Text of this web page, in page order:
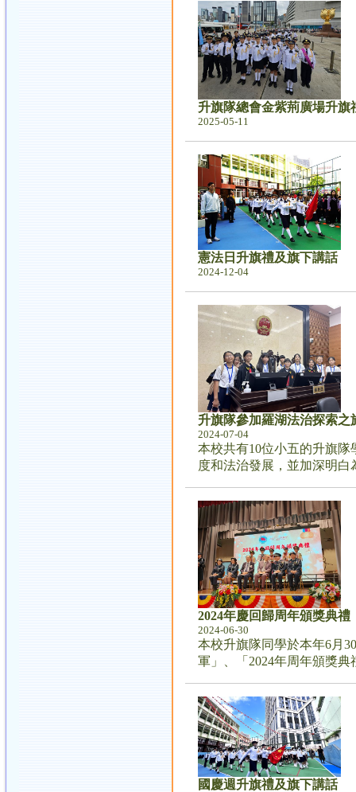
升旗隊總會金紫荊廣場升旗
2025-05-11
憲法日升旗禮及旗下講話
2024-12-04
升旗隊參加羅湖法治探索之
2024-07-04
本校共有10位小五的升旗
度和法治發展，並加深明
2024年慶回歸周年頒獎典禮
2024-06-30
本校升旗隊同學於本年6月
軍」、「2024年周年頒獎
國慶週升旗禮及旗下講話